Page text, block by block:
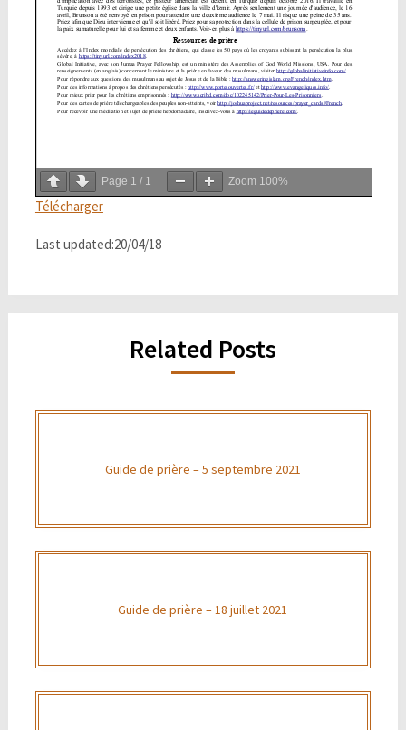
Page 1 / 1 Zoom 100%
Télécharger
Last updated:20/04/18
Related Posts
Guide de prière – 5 septembre 2021
Guide de prière – 18 juillet 2021